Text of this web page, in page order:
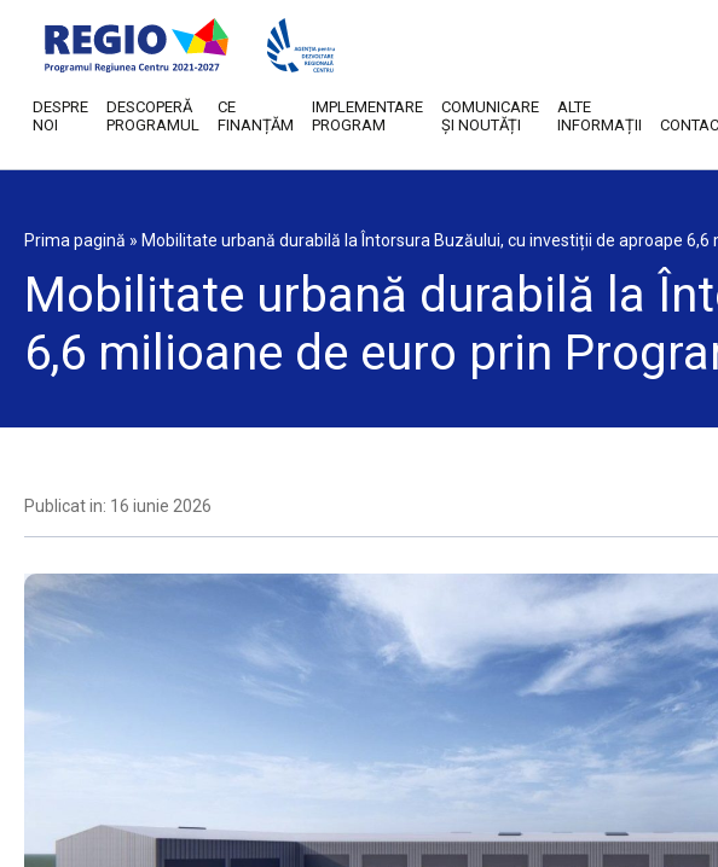
DESPRE
NOI
DESCOPERĂ
PROGRAMUL
CE
FINANȚĂM
IMPLEMENTARE
PROGRAM
COMUNICARE
ȘI NOUTĂȚI
ALTE
INFORMAȚII
Prima pagină » Mobilitate urbană durabilă la Întorsura Buzăului, cu investiții de aproape
Mobilitate urbană durabilă la
6,6 milioane de euro prin
Publicat in: 16 iunie 2026